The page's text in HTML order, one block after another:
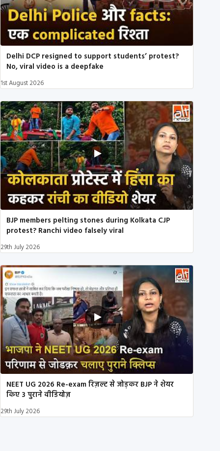
Delhi DCP resigned to support students’ protest?
No, viral video is a deepfake
1st August 2026
BJP members pelting stones during Kolkata CJP
protest? Ranchi video falsely viral
29th July 2026
NEET UG 2026 Re-exam रिज़ल्ट से जोड़कर BJP ने शेयर
किए 3 पुराने वीडियोज़
29th July 2026